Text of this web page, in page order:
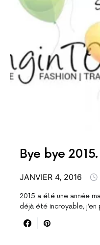
Bye bye 2015.
JANVIER 4, 2016
2015 a été une année
déjà été incroyable,